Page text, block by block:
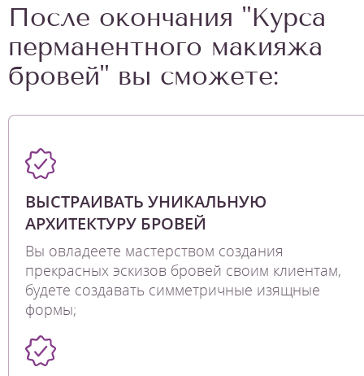
После окончания "Курса
перманентного макияжа
бровей" вы сможете:
ВЫСТРАИВАТЬ УНИКАЛЬНУЮ
АРХИТЕКТУРУ БРОВЕЙ
Вы овладеете мастерством создания
прекрасных эскизов бровей своим клиентам,
будете создавать симметричные изящные
формы;